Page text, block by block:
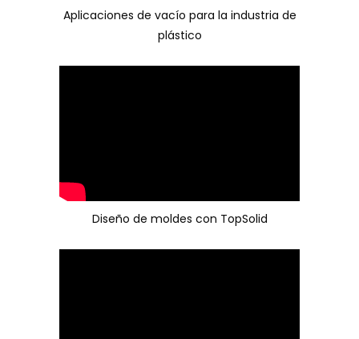
Aplicaciones de vacío para la industria de
plástico
Diseño de moldes con TopSolid